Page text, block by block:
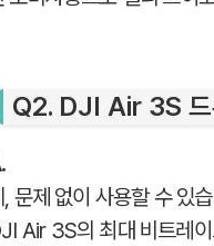
Q2. DJI Air 3S 드
, 문제 없이 사용할 수 있
Air 3S의 최대 비트레